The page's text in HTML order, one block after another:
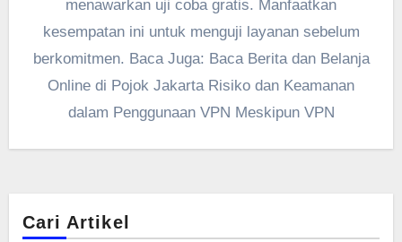
menawarkan uji coba gratis. Manfaatkan
kesempatan ini untuk menguji layanan sebelum
berkomitmen. Baca Juga: Baca Berita dan Belanja
Online di Pojok Jakarta Risiko dan Keamanan
dalam Penggunaan VPN Meskipun VPN
Cari Artikel